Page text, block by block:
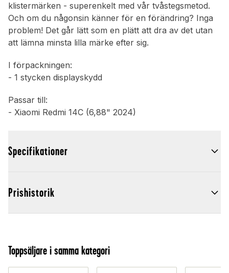
klistermärken - superenkelt med vår tvåstegsmetod.
Och om du någonsin känner för en förändring? Inga
problem! Det går lätt som en plätt att dra av det utan
att lämna minsta lilla märke efter sig.
I förpackningen:
- 1 stycken displayskydd
Passar till:
- Xiaomi Redmi 14C (6,88" 2024)
Specifikationer
Prishistorik
Toppsäljare i samma kategori